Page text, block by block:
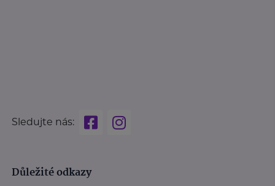
Sledujte nás:
Důležité odkazy